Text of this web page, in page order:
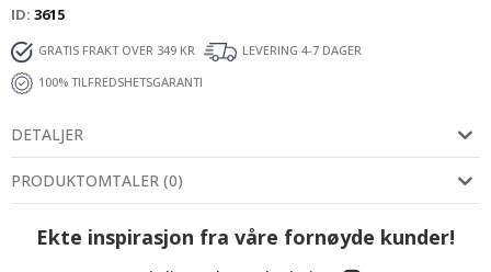
ID 3615
GRATIS FRAKT OVER 349 KR
LEVERING 4-7 DAGER
100% TILFREDSHETSGARANTI
DETALJER
PRODUKTOMTALER (0)
Ekte inspirasjon fra våre fornøyde kunder!